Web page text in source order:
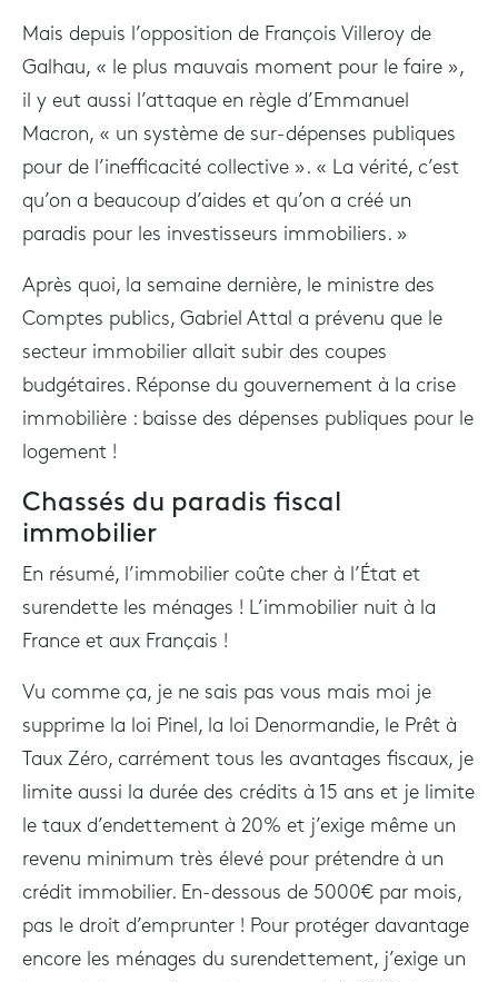
Mais depuis l’opposition de François Villeroy de
Galhau, « le plus mauvais moment pour le faire »,
il y eut aussi l’attaque en règle d’Emmanuel
Macron, « un système de sur-dépenses publiques
pour de l’inefficacité collective ». « La vérité, c’est
qu’on a beaucoup d’aides et qu’on a créé un
paradis pour les investisseurs immobiliers. »
Après quoi, la semaine dernière, le ministre des
Comptes publics, Gabriel Attal a prévenu que le
secteur immobilier allait subir des coupes
budgétaires. Réponse du gouvernement à la crise
immobilière : baisse des dépenses publiques pour le
logement !
Chassés du paradis fiscal
immobilier
En résumé, l’immobilier coûte cher à l’État et
surendette les ménages ! L’immobilier nuit à la
France et aux Français !
Vu comme ça, je ne sais pas vous mais moi je
supprime la loi Pinel, la loi Denormandie, le Prêt à
Taux Zéro, carrément tous les avantages fiscaux, je
limite aussi la durée des crédits à 15 ans et je limite
le taux d’endettement à 20% et j’exige même un
revenu minimum très élevé pour prétendre à un
crédit immobilier. En-dessous de 5000€ par mois,
pas le droit d’emprunter ! Pour protéger davantage
encore les ménages du surendettement, j’exige un